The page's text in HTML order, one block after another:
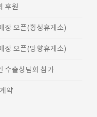
후원
장 오픈(횡성휴게소)
장 오픈(망향휴게소)
수출상담회 참가
약